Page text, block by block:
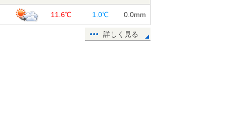
11.6℃ 1.0℃ 0.0mm
詳しく見る